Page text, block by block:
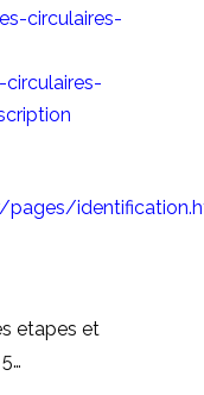
circulaires-
pages/
etapes et